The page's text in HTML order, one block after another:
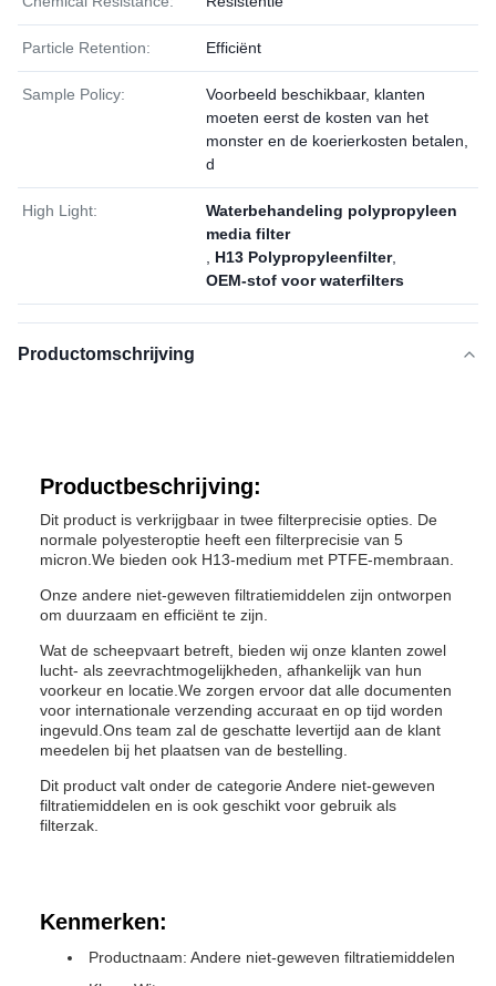
Particle Retention: Efficiënt
Sample Policy:
Voorbeeld beschikbaar, klanten
moeten eerst de kosten van het
monster en de koerierkosten betalen,
d
High Light:
Waterbehandeling polypropyleen
media filter
H13 Polypropyleenfilter,
OEM-stof voor waterfilters
Productomschrijving
Productbeschrijving:
Dit product is verkrijgbaar in twee filterprecisie opties. De
normale polyesteroptie heeft een filterprecisie van 5
micron.We bieden ook H13-medium met PTFE-membraan.
Onze andere niet-geweven filtratiemiddelen zijn ontworpen
om duurzaam en efficiënt te zijn.
Wat de scheepvaart betreft, bieden wij onze klanten zowel
lucht- als zeevrachtmogelijkheden, afhankelijk van hun
voorkeur en locatie.We zorgen ervoor dat alle documenten
voor internationale verzending accuraat en op tijd worden
ingevuld.Ons team zal de geschatte levertijd aan de klant
meedelen bij het plaatsen van de bestelling.
Dit product valt onder de categorie Andere niet-geweven
filtratiemiddelen en is ook geschikt voor gebruik als
filterzak.
Kenmerken:
Productnaam: Andere niet-geweven filtratiemiddelen